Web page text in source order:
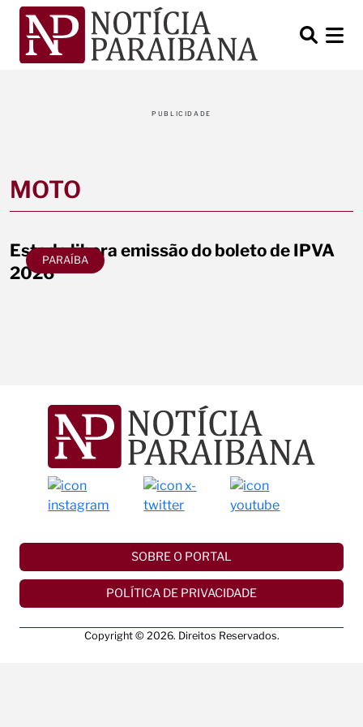
PUBLICIDADE
MOTO
PARAÍBA
Estado libera emissão do boleto de IPVA
2026
SOBRE O PORTAL
POLÍTICA DE PRIVACIDADE
Copyright © 2026. Direitos Reservados.